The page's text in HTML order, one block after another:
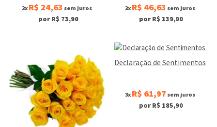
3x R$ 24,63 sem juros
por R$ 73,90
3x R$ 46,63 sem juros
por R$ 139,90
Declaração de Sentimentos
3x R$ 61,97 sem juros
por R$ 185,90